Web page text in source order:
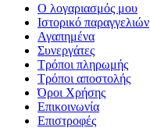
Ο λογαριασμός μου
Ιστορικό παραγγελιών
Αγαπημένα
Συνεργάτες
Τρόποι πληρωμής
Τρόποι αποστολής
Όροι Χρήσης
Επικοινωνία
Επιστροφές